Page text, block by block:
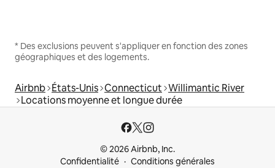
* Des exclusions peuvent s'appliquer en fonction des zones
géographiques et des logements.
Airbnb États-Unis Connecticut Willimantic River
Locations moyenne et longue durée
© 2026 Airbnb, Inc.
Confidentialité
Conditions générales